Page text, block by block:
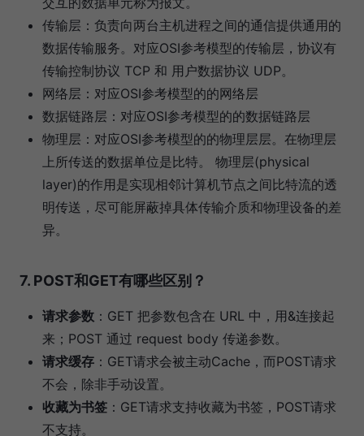
传输层：负责向两台主机进程之间的通信提供通用的
数据传输服务。对应OSI参考模型的传输层，协议有
传输控制协议 TCP 和 用户数据协议 UDP。
网络层：对应OSI参考模型的的网络层
数据链路层：对应OSI参考模型的的数据链路层
物理层：对应OSI参考模型的的物理层层。在物理层
上所传送的数据单位是比特。 物理层(physical
layer)的作用是实现相邻计算机节点之间比特流的透
明传送，尽可能屏蔽掉具体传输介质和物理设备的差
异。
7. POST和GET有哪些区别？
请求参数 ：GET 把参数包含在 URL 中，用&连接起
来；POST 通过 request body 传递参数。
请求缓存 ：GET请求会被主动Cache，而POST请求
不会，除非手动设置。
收藏为书签 ：GET请求支持收藏为书签，POST请求
不支持。